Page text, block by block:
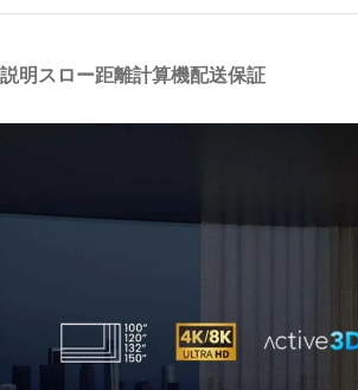
説明スロー距離計算機配送保証